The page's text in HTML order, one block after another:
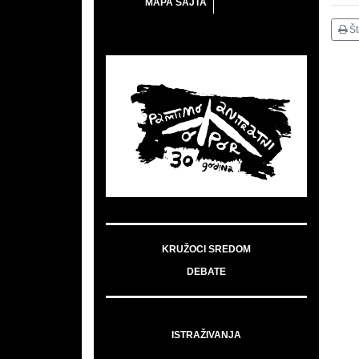
MAPA SAJTA
KRUŽOCI SREDOM
DEBATE
ISTRAŽIVANJA